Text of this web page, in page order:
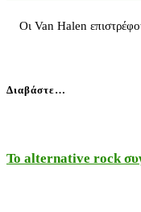
Oι Van Halen
Διαβάστε…
Το alternative rock